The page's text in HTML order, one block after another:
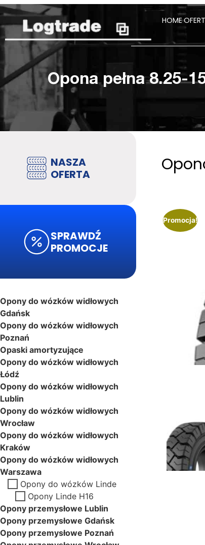
HOME
Opona pełna 8.25-
NASZA
OFERTA
SPRAWDŹ
PROMOCJE
Opony do wózków widłowych
Gdańsk
Opony do wózków widłowych
Poznań
Opaski amortyzujące
Opony do wózków widłowych
Łódź
Opony do wózków widłowych
Lublin
Opony do wózków widłowych
Wrocław
Opony do wózków widłowych
Kraków
Opony do wózków widłowych
Warszawa
Opony do wózków Linde
Opony Linde H16
Opony przemysłowe Lublin
Opony przemysłowe Gdańsk
Opony przemysłowe Poznań
Promocja!